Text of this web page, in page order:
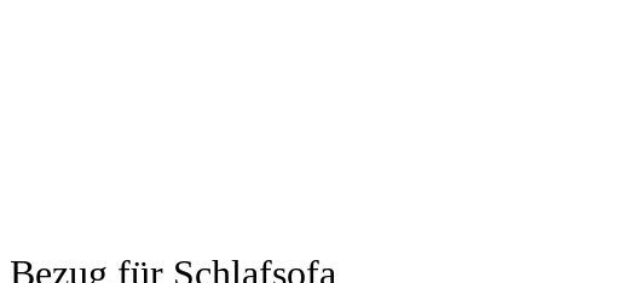
Bezug für Schlafsofa